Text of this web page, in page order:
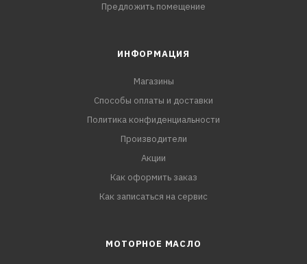
Предложить помещение
ИНФОРМАЦИЯ
Магазины
Способы оплаты и доставки
Политика конфиденциальности
Производители
Акции
Как оформить заказ
Как записаться на сервис
МОТОРНОЕ МАСЛО